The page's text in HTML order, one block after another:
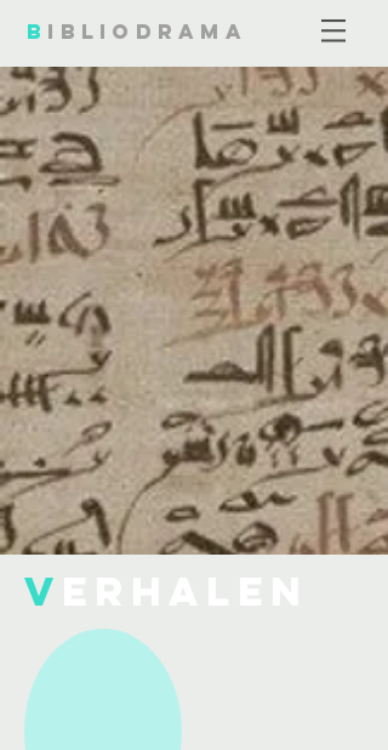
B ibliodrama
V